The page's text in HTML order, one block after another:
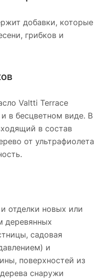
добавки, которые
грибков и
Valtti Terrace
в бесцветном виде. В
в состав
от ультрафиолета
отделки новых или
деревянных
садовая
и
поверхностей из
снаружи